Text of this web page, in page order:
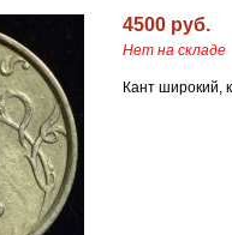
4500 руб.
Нет на складе
Кант широкий,